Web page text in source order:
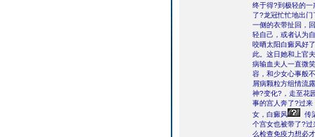
终于得?到极轻的
了?龙冠忙忙地出
一侧的衣带扯回，
轻自己，或者认为
咬晒太阳白癜风好
此。这日她和上官
病输血夫人一直微
容，和少女心事般
屑病颗粒方组情流
神?变化?，走至花
事的宫人奔了?过来
女，白癜风
传
个宫女也被带了?过
么检查免疫力想必